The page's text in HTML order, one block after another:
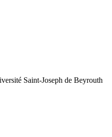
Saint-Joseph de Beyrouth